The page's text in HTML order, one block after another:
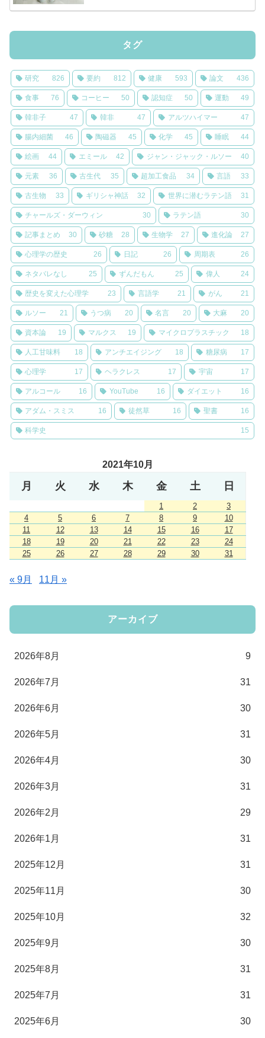
タグ
研究 826 要約 812 健康 593 論文 436
食事 76 コーヒー 50 認知症 50 運動 49
韓非子 47 韓非 47 アルツハイマー 47
腸内細菌 46 陶磁器 45 化学 45 睡眠 44
絵画 44 エミール 42 ジャン・ジャック・ルソー 40
元素 36 古生代 35 超加工食品 34 言語 33
古生物 33 ギリシャ神話 32 世界に潜むラテン語 31
チャールズ・ダーウィン 30 ラテン語 30
記事まとめ 30 砂糖 28 生物学 27 進化論 27
心理学の歴史 26 日記 26 周期表 26
ネタバレなし 25 ずんだもん 25 偉人 24
歴史を変えた心理学 23 言語学 21 がん 21
ルソー 21 うつ病 20 名言 20 大麻 20
資本論 19 マルクス 19 マイクロプラスチック 18
人工甘味料 18 アンチエイジング 18 糖尿病 17
心理学 17 ヘラクレス 17 宇宙 17
アルコール 16 YouTube 16 ダイエット 16
アダム・スミス 16 徒然草 16 聖書 16
科学史 15
2021年10月
月 火 水 木 金 土 日
1 2
3
4
5 6 7 8 9
10
11
12 13 14 15 16
17
18
19 20 21 22 23
24
25
26 27 28 29 30 31
« 9月 11月 »
アーカイブ
2026年8月 9
2026年7月 31
2026年6月 30
2026年5月 31
2026年4月 30
2026年3月 31
2026年2月 29
2026年1月 31
2025年12月 31
2025年11月 30
2025年10月 32
2025年9月 30
2025年8月 31
2025年7月 31
2025年6月 30